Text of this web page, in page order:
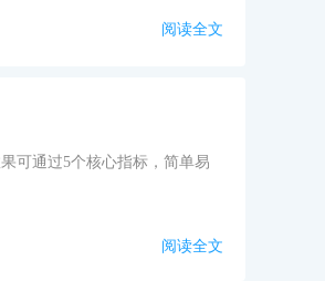
阅读全文
可通过5个核心指标，简单易
阅读全文